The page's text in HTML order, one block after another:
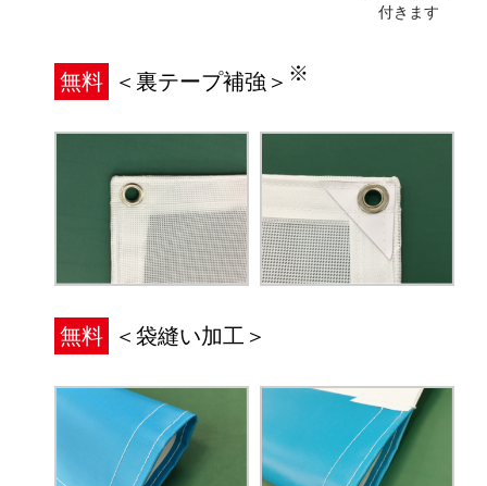
付きます
無料 ＜裏テープ補強＞ ※
無料 ＜袋縫い加工＞